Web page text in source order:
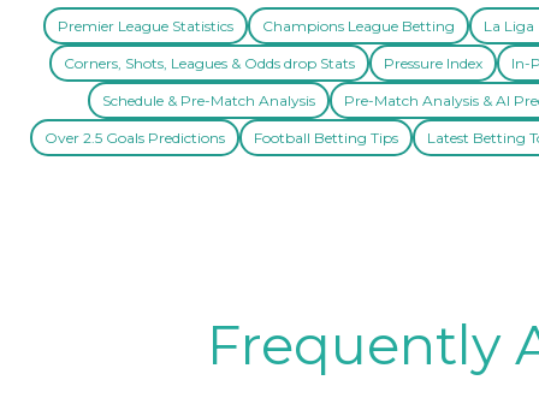
Premier League Statistics Champions League Betting La Liga
Corners, Shots, Leagues & Odds drop Stats Pressure Index In-
Schedule & Pre-Match Analysis Pre-Match Analysis & AI
Over 2.5 Goals Predictions Football Betting Tips Latest Betting
Frequently